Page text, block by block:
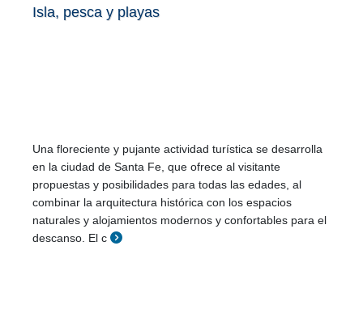
Isla, pesca y playas
Una floreciente y pujante actividad turística se desarrolla
en la ciudad de Santa Fe, que ofrece al visitante
propuestas y posibilidades para todas las edades, al
combinar la arquitectura histórica con los espacios
naturales y alojamientos modernos y confortables para el
descanso. El c